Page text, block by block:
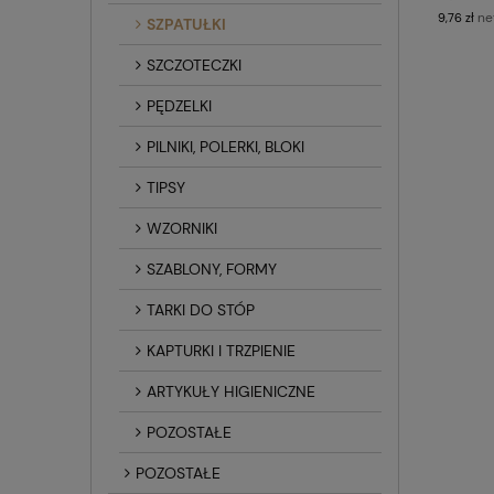
SZPATUŁKI
SZCZOTECZKI
PĘDZELKI
PILNIKI, POLERKI, BLOKI
TIPSY
WZORNIKI
SZABLONY, FORMY
TARKI DO STÓP
KAPTURKI I TRZPIENIE
ARTYKUŁY HIGIENICZNE
POZOSTAŁE
POZOSTAŁE
9,76 zł